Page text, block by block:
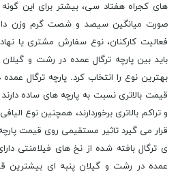
های کجراه هفتاد سی، بیشتر برای این
صورت میانگین سیصد و شصت گرم وزن
فعالیت کارکنان، نوع سفارش مشتری یا
باید بین پارچه ترگال عمده در رشت و گیلان
بهترین نوع را انتخاب کرد. پارچه ترگال
قیمت بالاتری نسبت به پارچه های ساده
و تراکم بالاتری برخوردارند، همچنین نوع
قرار می گیرد تاثیر مستقیمی روی قیمت
ی ترگال بافته شده از نخ های فیلامنتی
عمده در رشت و گیلان پنبه ای بیشترین